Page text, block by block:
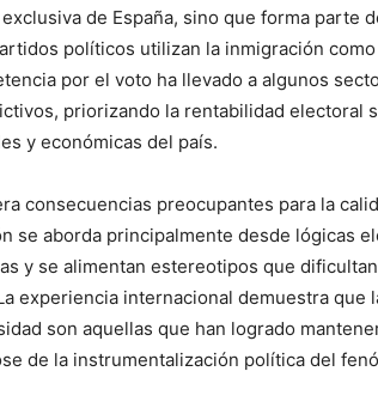
de España, sino que forma parte
políticos utilizan la inmigración
por el voto ha llevado a algunos
priorizando la rentabilidad electoral
y económicas del país.
consecuencias preocupantes para la
se aborda principalmente desde lógicas
y se alimentan estereotipos que
experiencia internacional demuestra que
son aquellas que han logrado
de la instrumentalización política del